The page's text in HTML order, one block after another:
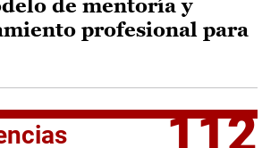
de mentoría y
profesional para
112